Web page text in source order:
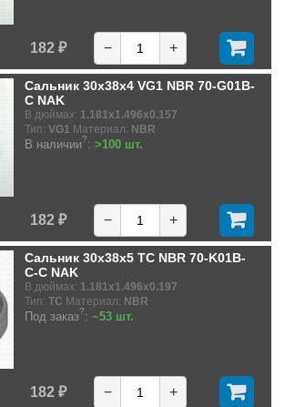
182 ₽ − +
Сальник 30x38x4 VG1 NBR 70-G01B-
C NAK
В дюймах: 1.181x1.496x0.157
Тип: VG1 Материал: NBR
В наличии?: >100 шт.
182 ₽ − +
Сальник 30x38x5 TC NBR 70-K01B-
C-C NAK
В дюймах: 1.181x1.496x0.197
Тип: TC Материал: NBR
Под заказ?: ~53 шт.
182 ₽ − +